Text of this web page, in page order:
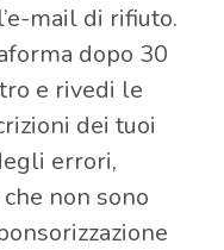
mail di rifiuto.
dopo 30
e rivedi le
dei tuoi
errori,
non sono